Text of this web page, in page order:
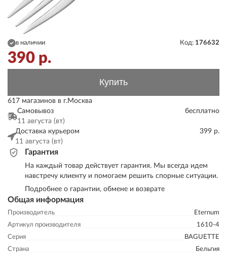
Общая информация
Производитель
Eternum
Артикул производителя
1610-4
Серия
BAGUETTE
Страна
Бельгия
в наличии Код: 176632
390 р.
Купить
617 магазинов в г.Москва
Самовывоз
11 августа (вт)
бесплатно
Доставка курьером
11 августа (вт)
399 р.
Гарантия
На каждый товар действует гарантия. Мы всегда идем
навстречу клиенту и помогаем решить спорные ситуации.
Подробнее о гарантии, обмене и возврате